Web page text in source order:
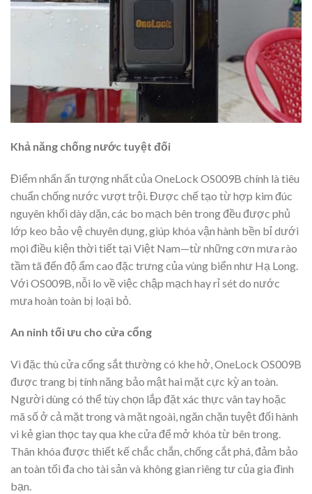
Khả năng chống nước tuyệt đối
Điểm nhấn ấn tượng nhất của OneLock OS009B chính là tiêu
chuẩn chống nước vượt trội. Được chế tạo từ hợp kim đúc
nguyên khối dày dặn, các bo mạch bên trong đều được phủ
lớp keo bảo vệ chuyên dụng, giúp khóa vận hành bền bỉ dưới
mọi điều kiện thời tiết tại Việt Nam—từ những cơn mưa rào
tầm tã đến độ ẩm cao đặc trưng của vùng biển như Hạ Long.
Với OS009B, nỗi lo về việc chập mạch hay rỉ sét do nước
mưa hoàn toàn bị loại bỏ.
An ninh tối ưu cho cửa cổng
Vì đặc thù cửa cổng sắt thường có khe hở, OneLock OS009B
được trang bị tính năng bảo mật hai mặt cực kỳ an toàn.
Người dùng có thể tùy chọn lắp đặt xác thực vân tay hoặc
mã số ở cả mặt trong và mặt ngoài, ngăn chặn tuyệt đối hành
vi kẻ gian thọc tay qua khe cửa để mở khóa từ bên trong.
Thân khóa được thiết kế chắc chắn, chống cắt phá, đảm bảo
an toàn tối đa cho tài sản và không gian riêng tư của gia đình
bạn.